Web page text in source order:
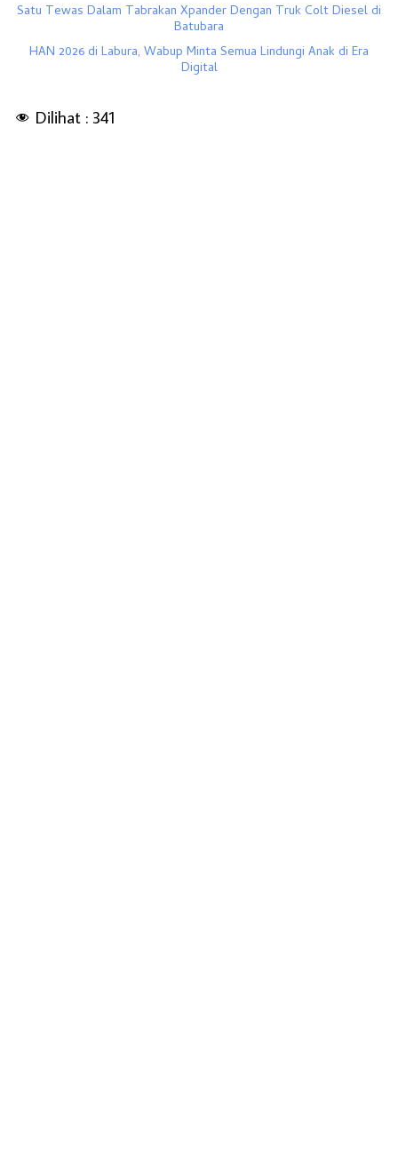
Satu Tewas Dalam Tabrakan Xpander Dengan Truk Colt Diesel di
Batubara
HAN 2026 di Labura, Wabup Minta Semua Lindungi Anak di Era
Digital
Dilihat : 341